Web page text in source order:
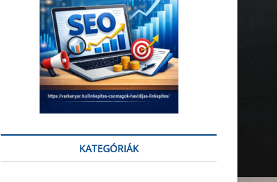
KATEGÓRIÁK